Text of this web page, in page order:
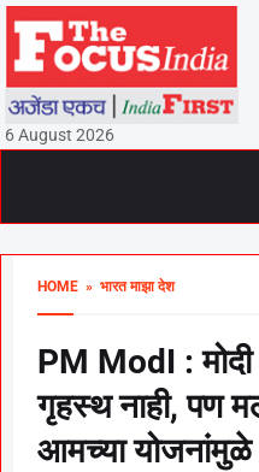
6 August 2026
HOME » भारत माझा देश
PM ModI : मोदी
गृहस्थ नाही, पण
आमच्या योजनांमुळे